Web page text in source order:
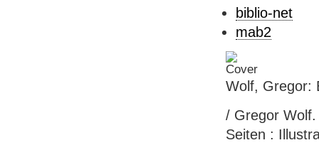
biblio-net
mab2
Wolf, Gregor:
/ Gregor
Seiten :